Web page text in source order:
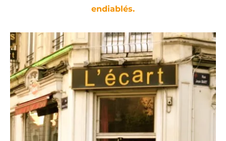
endiablés.